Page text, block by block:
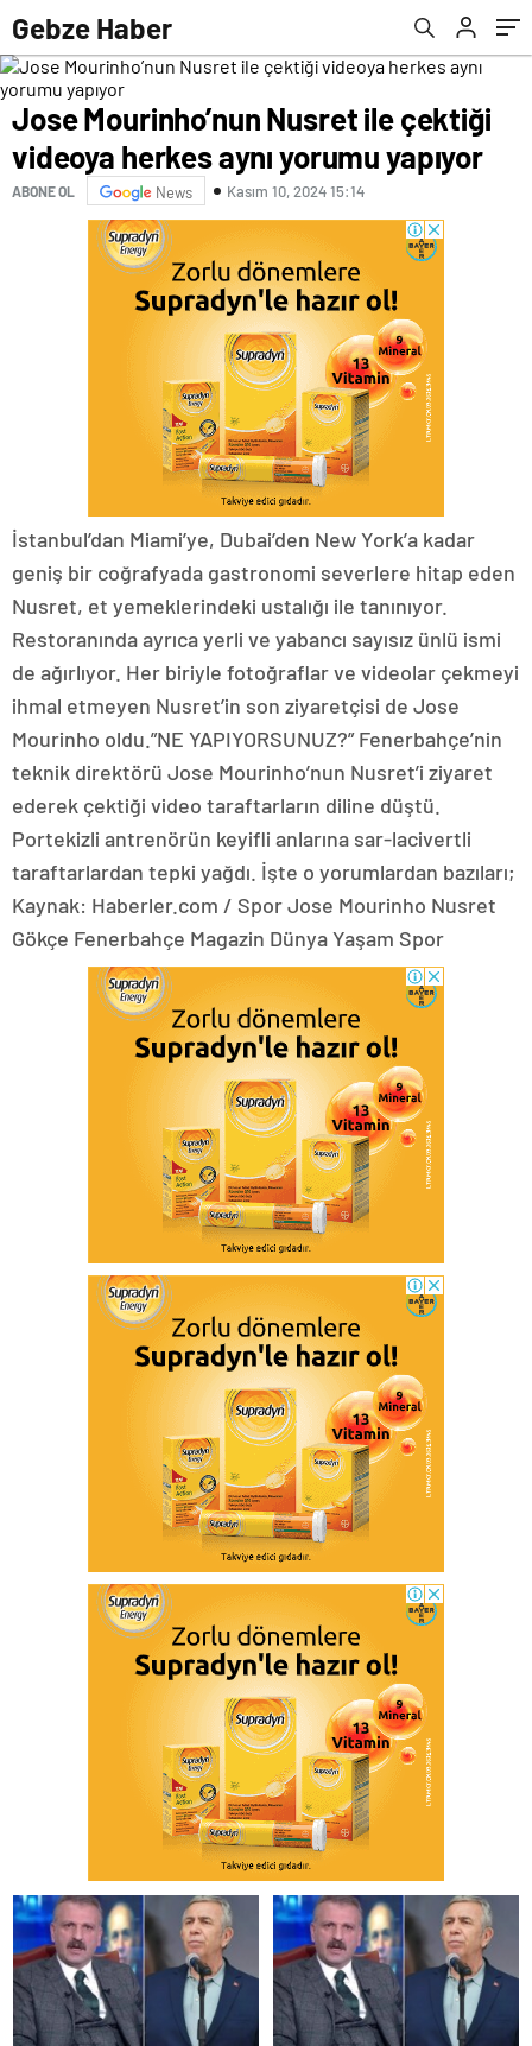
Gebze Haber
Jose Mourinho’nun Nusret ile çektiği
videoya herkes aynı yorumu yapıyor
ABONE OL News Kasım 10, 2024 15:14
İstanbul’dan Miami’ye, Dubai’den New York’a kadar
geniş bir coğrafyada gastronomi severlere hitap eden
Nusret, et yemeklerindeki ustalığı ile tanınıyor.
Restoranında ayrıca yerli ve yabancı sayısız ünlü ismi
de ağırlıyor. Her biriyle fotoğraflar ve videolar çekmeyi
ihmal etmeyen Nusret’in son ziyaretçisi de Jose
Mourinho oldu.”NE YAPIYORSUNUZ?” Fenerbahçe’nin
teknik direktörü Jose Mourinho’nun Nusret’i ziyaret
ederek çektiği video taraftarların diline düştü.
Portekizli antrenörün keyifli anlarına sar-lacivertli
taraftarlardan tepki yağdı. İşte o yorumlardan bazıları;
Kaynak: Haberler.com / Spor Jose Mourinho Nusret
Gökçe Fenerbahçe Magazin Dünya Yaşam Spor